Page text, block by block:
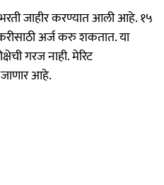
जाहीर करण्यात आली आहे. १५
अर्ज करु शकतात. या
गरज नाही. मेरिट
आहे.